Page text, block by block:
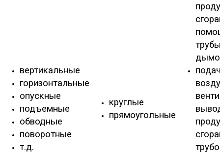
вертикальные
горизонтальные
опускные
подъемные
обводные
поворотные
т.д.
круглые
прямоугольные